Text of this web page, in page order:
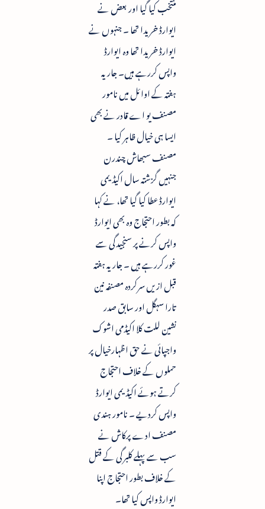
منتخب کیا گیا اور بعض نے
ایوارڈ خریدا تھا ۔ جنہوں نے
ایوارڈ خریدا تھا وہ ایوارڈ
واپس کررہے ہیں۔ جاریہ
ہفتہ کے اوائل میں نامور
مصنف یو اے قادر نے بھی
ایسا ہی خیال ظاہر کیا ۔
مصنف سبھاش چندرن
جنہیں گزشتہ سال اکیڈیمی
ایوارڈ عطا کیا گیا تھا، نے کہا
کہ بطور احتجاج وہ بھی ایوارڈ
واپس کرنے پر سنجیدگی سے
غور کررہے ہیں ۔ جاریہ ہفتہ
قبل ازیں سرکردہ مصنفہ نین
تارا سہگل اور سابق صدر
نشین للت کلا اکیڈمی اشوک
واجپائی نے حق اظہارخیال پر
حملوں کے خلاف احتجاج
کرتے ہوئے اکیڈیمی ایوارڈ
واپس کردیے ۔ نامور ہندی
مصنف ادے پرکاش نے
سب سے پہلے کلبرگی کے قتل
کے خلاف بطور احتجاج اپنا
ایوارڈ واپس کیا تھا۔